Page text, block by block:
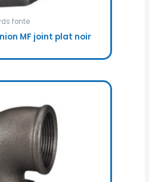
fonte
MF joint plat noir